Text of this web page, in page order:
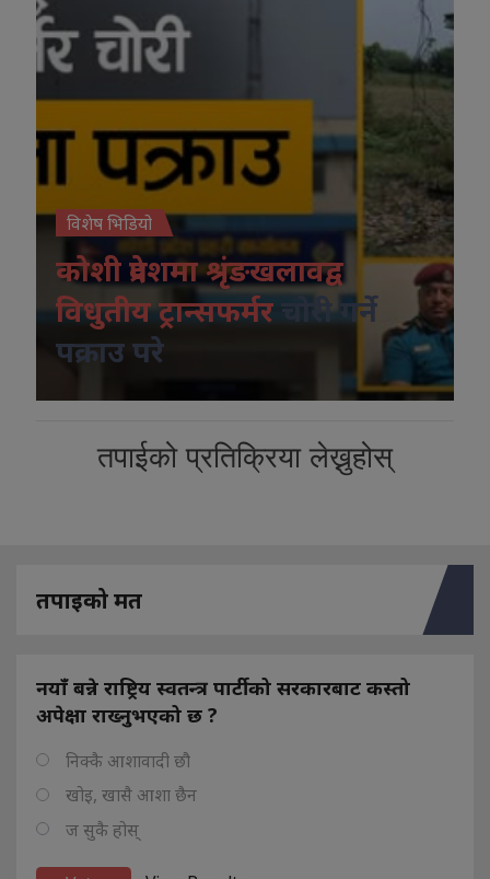
विशेष भिडियो
कोशी प्रदेशमा श्रृंङखलावद्व
विधुतीय ट्रान्सफर्मर
चोरी गर्ने
पक्राउ परे
तपाईको प्रतिक्रिया लेख्नुहोस्
तपाइको मत
नयाँ बन्ने राष्ट्रिय स्वतन्त्र पार्टीको सरकारबाट कस्तो
अपेक्षा राख्नुभएको छ ?
निक्कै आशावादी छौ
खोइ, खासै आशा छैन
ज सुकै होस्